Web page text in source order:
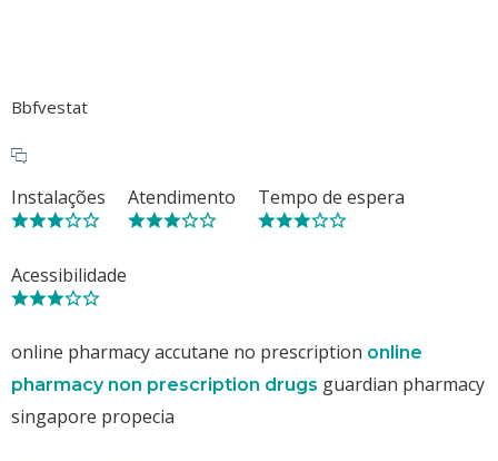
Bbfvestat
Instalações Atendimento Tempo de espera
Acessibilidade
online pharmacy accutane no prescription online
pharmacy non prescription drugs guardian pharmacy
singapore propecia